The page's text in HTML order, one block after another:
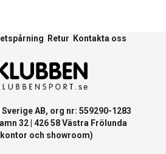
Retur Kontakta oss
AB, org nr: 559290-1283
32 | 426 58 Västra Frölunda
och showroom)